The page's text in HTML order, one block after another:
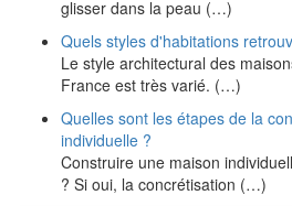
glisser dans la peau (…)
Quels styles d'habitations
Le style architectural des
France est très varié. (…)
Quelles sont les étapes de la
individuelle ?
Construire une maison
? Si oui, la concrétisation (…)